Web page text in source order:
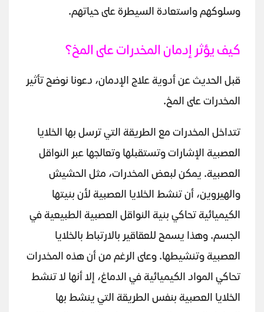
وسلوكهم واستعادة السيطرة على حياتهم.
كيف يؤثر إدمان المخدرات على المخ؟
قبل الحديث عن أدوية علاج الإدمان، دعونا نوضح تأثير
المخدرات على المخ.
تتداخل المخدرات مع الطريقة التي ترسل بها الخلايا
العصبية الإشارات وتستقبلها وتعالجها عبر النواقل
العصبية. يمكن لبعض المخدرات، مثل الحشيش
والهيروين، أن تنشط الخلايا العصبية لأن بنيتها
الكيميائية تحاكي بنية النواقل العصبية الطبيعية في
الجسم. وهذا يسمح للعقاقير بالارتباط بالخلايا
العصبية وتنشيطها. وعلى الرغم من أن هذه المخدرات
تحاكي المواد الكيميائية في الدماغ، إلا أنها لا تنشط
الخلايا العصبية بنفس الطريقة التي ينشط بها